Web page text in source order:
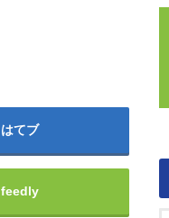
はてブ
feedly